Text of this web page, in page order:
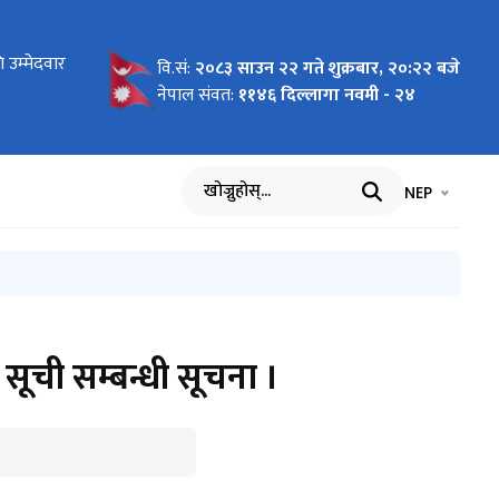
उम्मेदवार
लागि नाम
लागि नाम
विवरण
१००
वि.सं: २०८३ साउन २२ गते शुक्रबार, २०:२२ बजे
नेपाल संवत: ११४६ दिल्लागा नवमी - २४
खोज्नुहोस् भाषा चयन
NEP
सम्बन्धी सूचना ।